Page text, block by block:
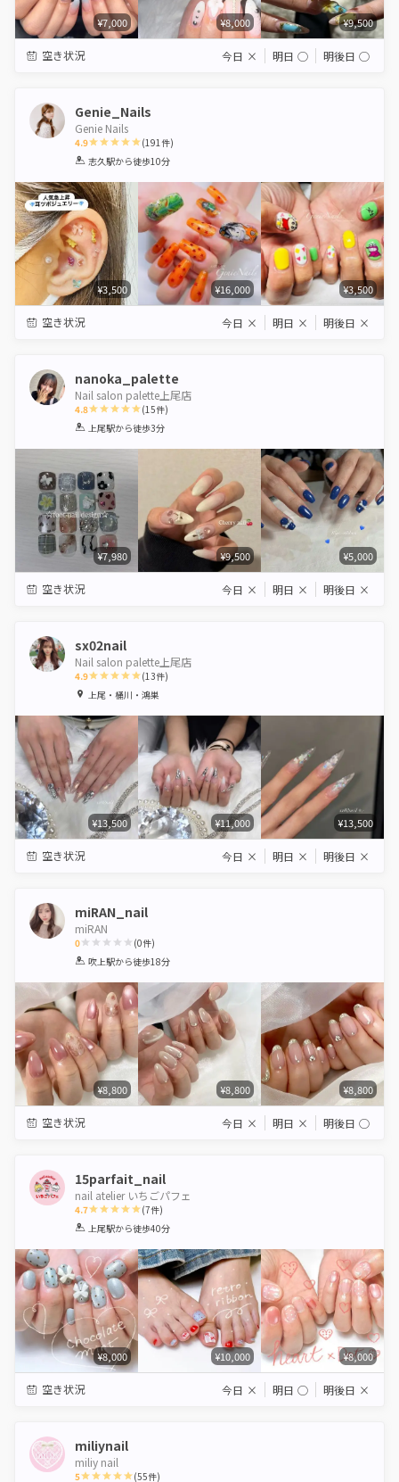
¥7,000 ¥8,000 ¥9,500
空き状況 今日 × 明日 ◯ 明後日 ◯
Genie_Nails
Genie Nails
4.9
1 2 3 4 5
(191件)
志久駅から徒歩10分
¥3,500 ¥16,000 ¥3,500
空き状況 今日 × 明日 × 明後日 ×
nanoka_palette
Nail salon palette上尾店
4.8
1 2 3 4 5
(15件)
上尾駅から徒歩3分
¥7,980 ¥9,500 ¥5,000
空き状況 今日 × 明日 × 明後日 ×
sx02nail
Nail salon palette上尾店
4.9
1 2 3 4 5
(13件)
上尾・桶川・鴻巣
¥13,500 ¥11,000 ¥13,500
空き状況 今日 × 明日 × 明後日 ×
miRAN_nail
miRAN
0
1 2 3 4 5
(0件)
吹上駅から徒歩18分
¥8,800 ¥8,800 ¥8,800
空き状況 今日 × 明日 × 明後日 ◯
15parfait_nail
nail atelier いちごパフェ
4.7
1 2 3 4 5
(7件)
上尾駅から徒歩40分
¥8,000 ¥10,000 ¥8,000
空き状況 今日 × 明日 ◯ 明後日 ×
miliynail
miliy nail
5 (55件)